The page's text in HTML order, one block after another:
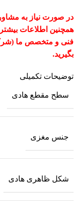
در صورت نیاز به
همچنین اطلاعات بیشتر
فنی و متخصص ما
بگیرید.
توضیحات تکمیلی
سطح مقطع هادی
جنس مغزی
شکل ظاهری هادی